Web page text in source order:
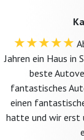
★★★★★
Jahren ein Haus in
beste
fantastisches
einen
hatte und wir erst